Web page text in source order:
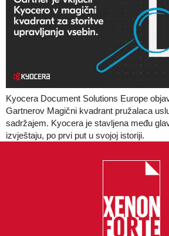
Kyocera Document Solutions Europe
Gartnerov Magični kvadrant pružalaca
sadržajem. Kyocera je stavljena među
izvještaju, po prvi put u svojoj istoriji.